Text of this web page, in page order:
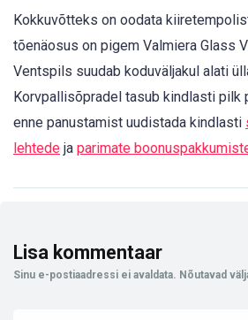
Kokkuvõtteks on oodata
tõenäosus on pigem Valmiera Glass
Ventspils suudab koduväljakul alati
Korvpallisõpradel tasub kindlasti pilk
enne panustamist uudistada kindlasti
lehtede ja parimate
Lisa kommentaar
Sinu e-postiaadressi ei avaldata. Nõutavad